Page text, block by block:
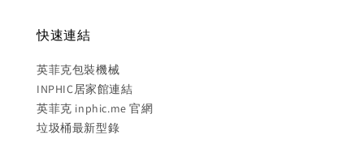
快速連結
英菲克包裝機械
INPHIC居家館連結
英菲克 inphic.me 官網
垃圾桶最新型錄